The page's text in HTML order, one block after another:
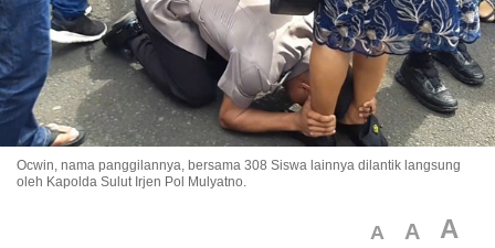
Ocwin, nama panggilannya, bersama 308 Siswa lainnya dilantik langsung
oleh Kapolda Sulut Irjen Pol Mulyatno.
A A A